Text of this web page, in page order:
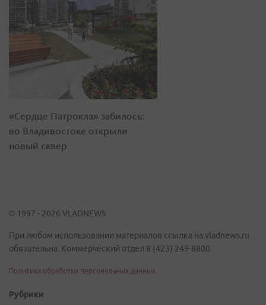
«Сердце Патрокла» забилось:
во Владивостоке открыли
новый сквер
© 1997 - 2026 VLADNEWS
При любом использовании материалов ссылка на vladnews.ru
обязательна. Коммерческий отдел 8 (423) 249-8800
Политика обработки персональных данных
Рубрики